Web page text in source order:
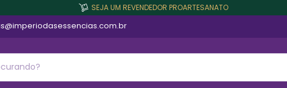
SEJA UM REVENDEDOR PROARTESANATO